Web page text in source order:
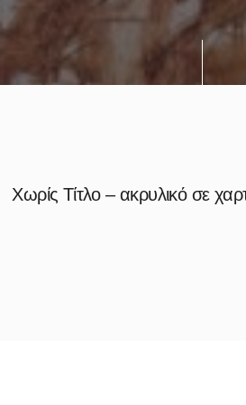
Χωρίς Τίτλο – ακρυλικό σε